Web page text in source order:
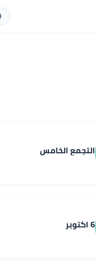
التجمع الخامس
6 اكتوبر